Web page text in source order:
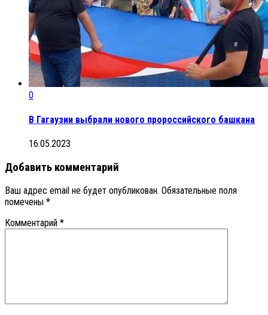
0
В Гагаузии выбрали нового пророссийского башкана
16.05.2023
Добавить комментарий
Ваш адрес email не будет опубликован. Обязательные поля
помечены *
Комментарий *